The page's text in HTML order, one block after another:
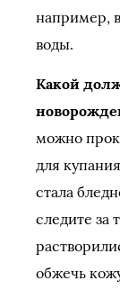
например,
воды.
Какой
можно
для
стала
следите за
обжечь